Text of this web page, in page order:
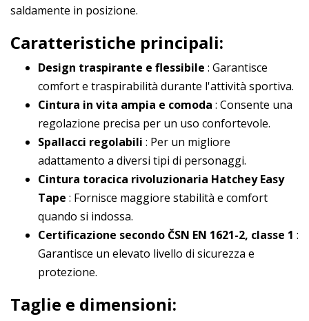
saldamente in posizione.
Caratteristiche principali:
Design traspirante e flessibile : Garantisce
comfort e traspirabilità durante l'attività sportiva.
Cintura in vita ampia e comoda : Consente una
regolazione precisa per un uso confortevole.
Spallacci regolabili : Per un migliore
adattamento a diversi tipi di personaggi.
Cintura toracica rivoluzionaria Hatchey Easy
Tape : Fornisce maggiore stabilità e comfort
quando si indossa.
Certificazione secondo ČSN EN 1621-2, classe 1 :
Garantisce un elevato livello di sicurezza e
protezione.
Taglie e dimensioni: